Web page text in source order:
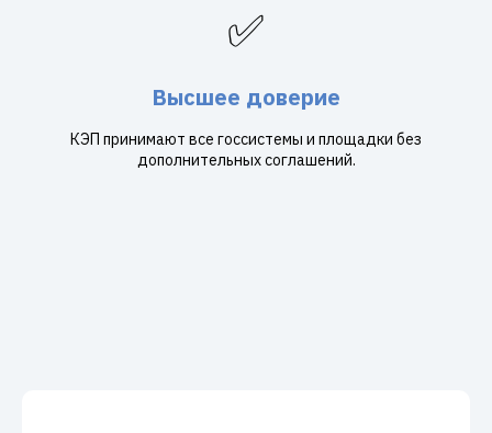
✅
Высшее доверие
КЭП принимают все госсистемы и площадки без
дополнительных соглашений.